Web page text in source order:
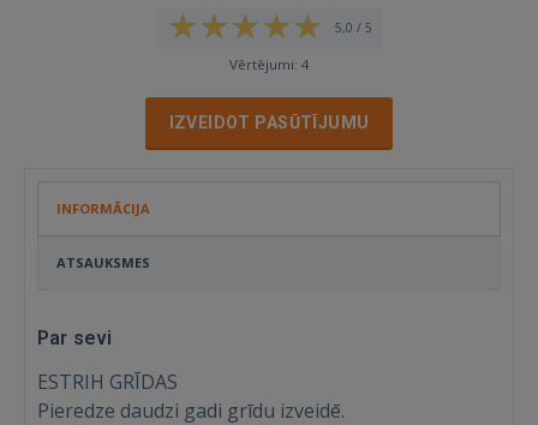
5,0 / 5
Vērtējumi: 4
IZVEIDOT PASŪTĪJUMU
INFORMĀCIJA
ATSAUKSMES
Par sevi
ESTRIH GRĪDAS
Pieredze daudzi gadi grīdu izveidē.